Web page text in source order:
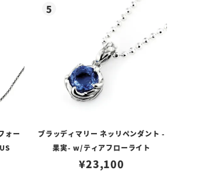
ォー
ブラッディマリー ネッリペンダント -
果実- w/ティアフローライト
¥23,100